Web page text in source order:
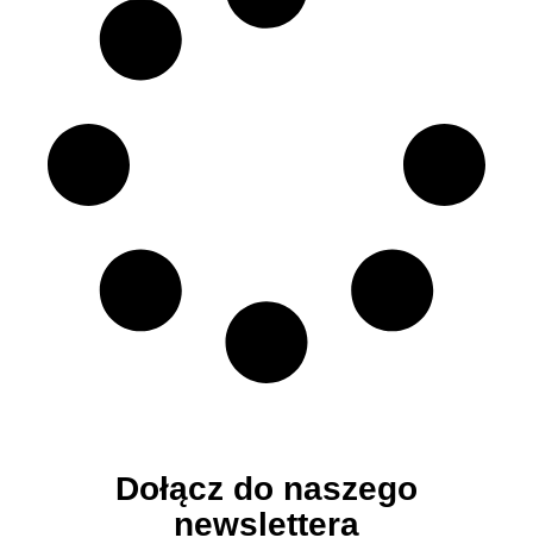
Dołącz do naszego
newslettera